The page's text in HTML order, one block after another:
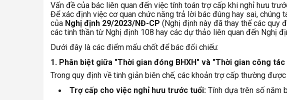
Vấn đề của bác liên quan đến việc tính toán trợ cấp khi nghỉ hưu
Để xác định việc cơ quan chức năng trả lời bác đúng hay sai, chúng
của Nghị định 29/2023/NĐ-CP (Nghị định này đã thay thế các quy
các tinh thần từ Nghị định 108 hay các dự thảo liên quan đến Nghị
Dưới đây là các điểm mấu chốt để bác đối chiếu:
1. Phân biệt giữa "Thời gian đóng BHXH" và "Thời gian công tác
Trong quy định về tinh giản biên chế, các khoản trợ cấp thường
Trợ cấp cho việc nghỉ hưu trước tuổi: Tính dựa trên số năm